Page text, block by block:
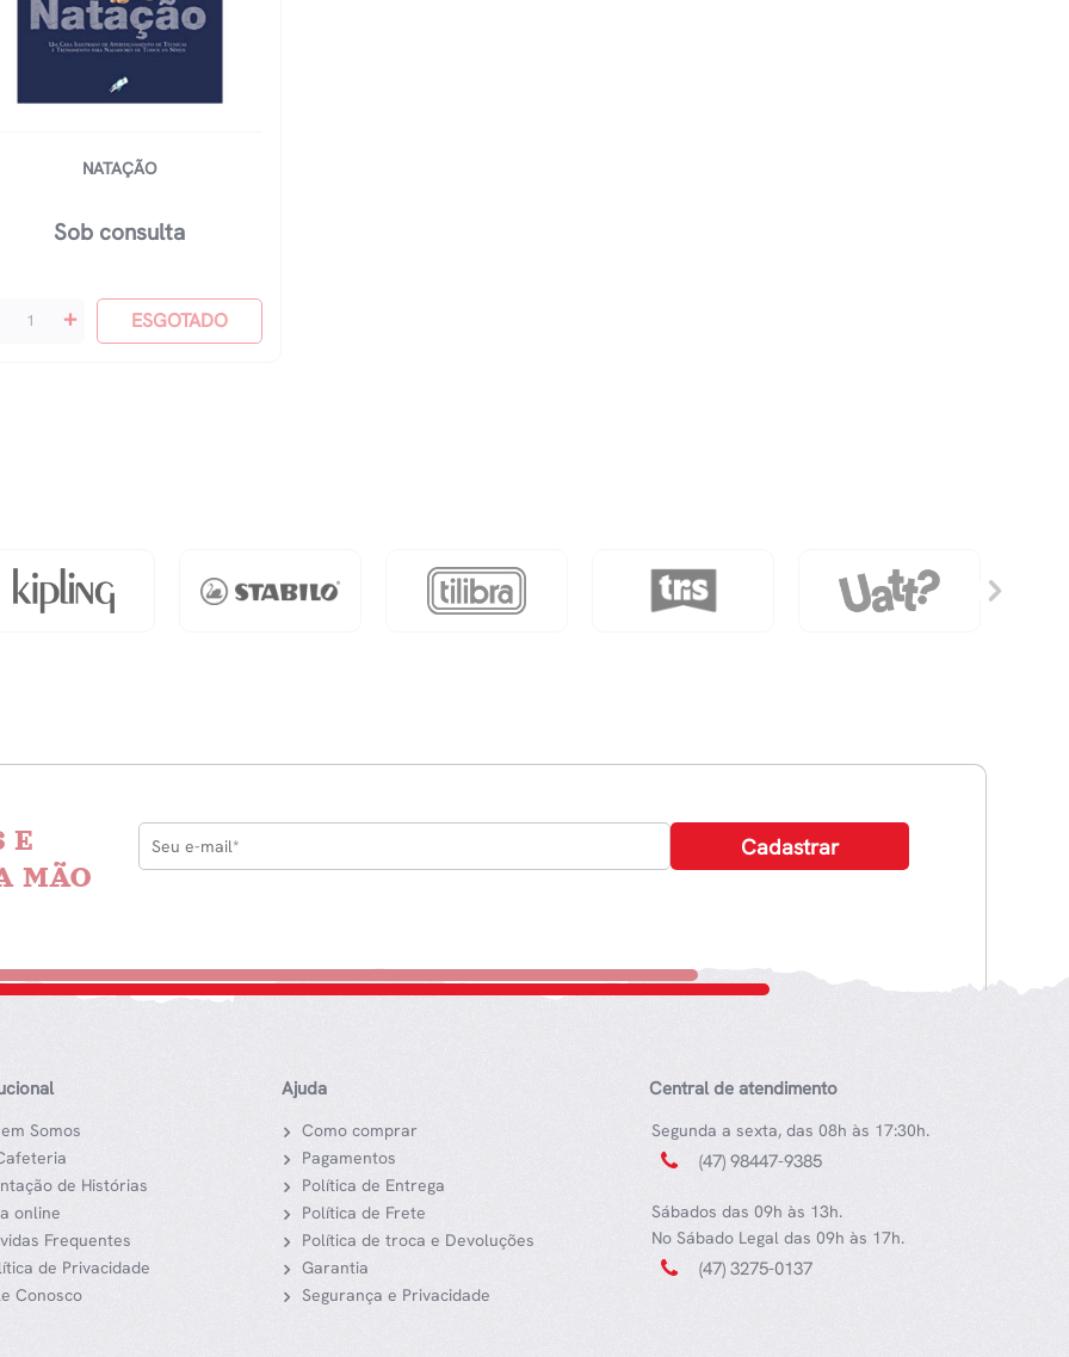
NATAÇÃO
Sob consulta
+ ESGOTADO
E
MÃO
Somos
de Histórias
online
Frequentes
de Privacidade
Conosco
Ajuda
Como comprar
Pagamentos
Política de Entrega
Política de Frete
Política de troca e Devoluções
Garantia
Segurança e Privacidade
Central de atendimento
Segunda a sexta, das 08h às 17:30h.
(47) 98447-9385
Sábados das 09h às 13h.
No Sábado Legal das 09h às 17h.
(47) 3275-0137